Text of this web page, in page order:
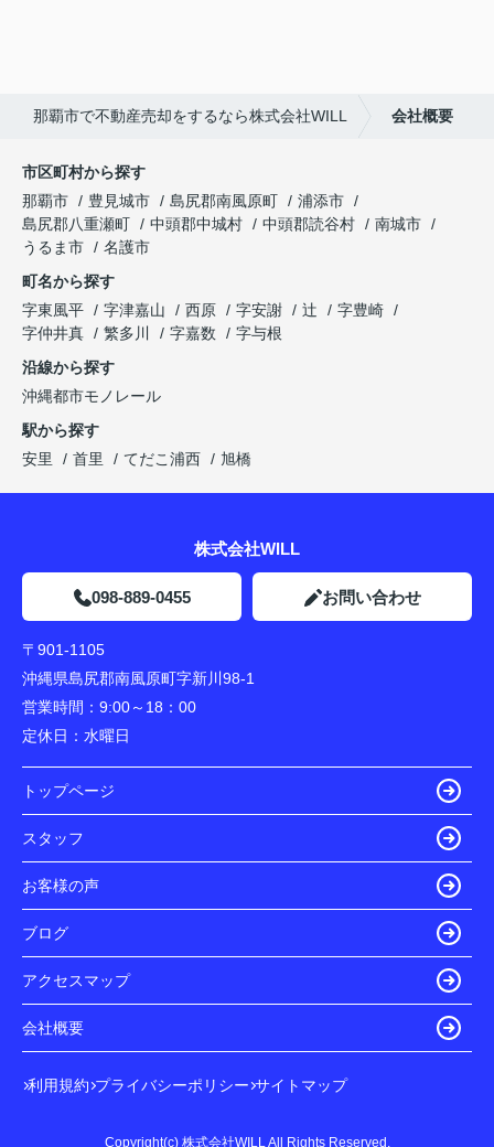
那覇市で不動産売却をするなら株式会社WILL 会社概要
市区町村から探す
那覇市
豊見城市 島尻郡南風原町
浦添市
島尻郡八重瀬町
中頭郡中城村 中頭郡読谷村
南城市
うるま市
名護市
町名から探す
字東風平
字津嘉山 西原 字安謝 辻
字豊崎
字仲井真
繁多川 字嘉数
字与根
沿線から探す
沖縄都市モノレール
駅から探す
安里
首里 てだこ浦西 旭橋
株式会社WILL
098-889-0455 お問い合わせ
〒901-1105
沖縄県島尻郡南風原町字新川98-1
営業時間： 9:00～18：00
定休日： 水曜日
トップページ
スタッフ
お客様の声
ブログ
アクセスマップ
会社概要
利用規約 プライバシーポリシー サイトマップ
Copyright(c) 株式会社WILL All Rights Reserved.